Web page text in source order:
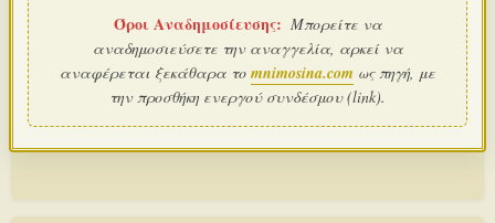
Όροι Αναδημοσίευσης: Μπορείτε να
αναδημοσιεύσετε την αναγγελία, αρκεί να
αναφέρεται ξεκάθαρα το mnimosina.com ως πηγή, με
την προσθήκη ενεργού συνδέσμου (link).